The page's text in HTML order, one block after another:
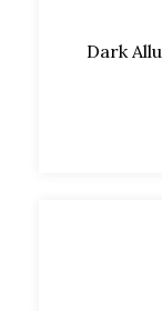
Dark